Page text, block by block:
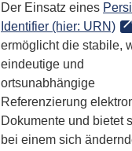
Der Einsatz eines
Identifier (hier: URN)
ermöglicht die stabile,
eindeutige und
ortsunabhängige
Referenzierung
Dokumente und bietet
bei einem sich